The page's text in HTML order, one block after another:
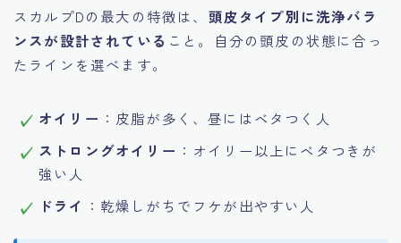
スカルプDの最大の特徴は、 頭皮タイプ別に洗浄バラ
ンスが設計されている こと。自分の頭皮の状態に合っ
たラインを選べます。
オイリー ：皮脂が多く、昼にはベタつく人
ストロングオイリー ：オイリー以上にベタつきが
強い人
ドライ ：乾燥しがちでフケが出やすい人